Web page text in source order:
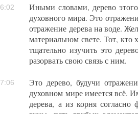
Иными словами, дерево
духовного мира. Это
отражение дерева на воде.
материальном свете. Тот, кто
тщательно изучить это
разорвать свою связь с ним.
Это дерево, будучи
духовном мире имеется всё.
дерева, а из корня